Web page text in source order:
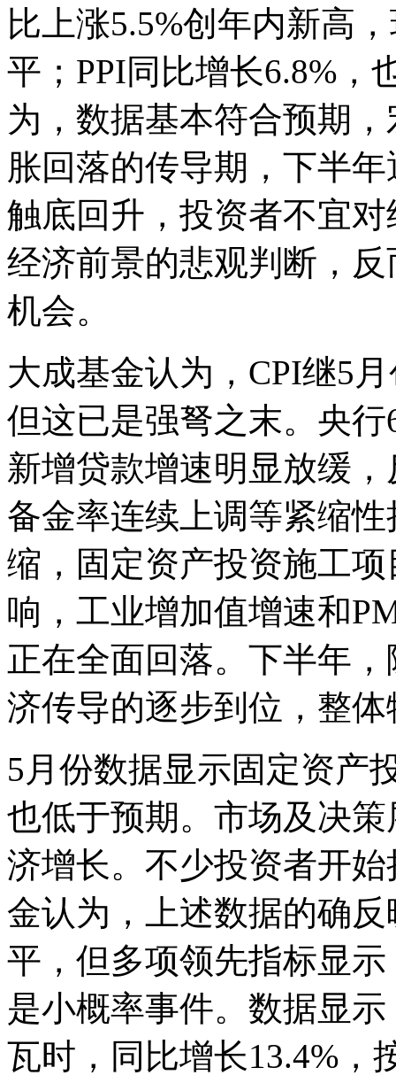
比上涨5.5%创年内新高
平；PPI同比增长6.8%，
为，数据基本符合预期
胀回落的传导期，下半
触底回升，投资者不宜
经济前景的悲观判断，
机会。
大成基金认为，CPI继5
但这已是强弩之末。央
新增贷款增速明显放缓
备金率连续上调等紧缩
缩，固定资产投资施工
响，工业增加值增速和
正在全面回落。下半年
济传导的逐步到位，整
5月份数据显示固定资产
也低于预期。市场及决
济增长。不少投资者开
金认为，上述数据的确
平，但多项领先指标显
是小概率事件。数据显
瓦时，同比增长13.4%，